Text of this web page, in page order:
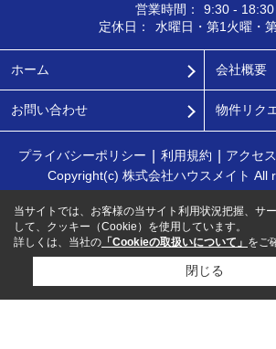
営業時間：
9:30 - 18:30
定休日：
水曜日・第1火曜・
ホーム 会社概要
お問い合わせ 物件リク
プライバシーポリシー 利用規約 アクセ
Copyright(c) 株式会社ハウスメイト All
当サイトでは、お客様の当サイト利用状況把握、サ
して、クッキー（Cookie）を使用しています。
詳しくは、当社の 「Cookieの取扱いについて」 をご
閉じる